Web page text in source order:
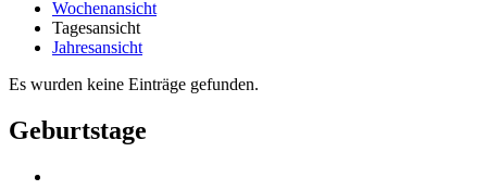
Wochenansicht
Tagesansicht
Jahresansicht
Es wurden keine Einträge gefunden.
Geburtstage